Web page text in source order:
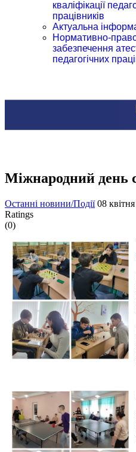
кваліфікації
працівників
Актуальна
Нормативно-
забезпечення
педагогічних
Міжнародний день
Останні новини/Події 08
Ratings
(0)